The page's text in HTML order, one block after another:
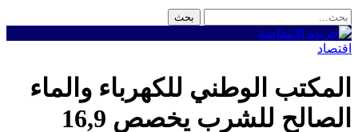
اقتصاد
المكتب الوطني للكهرباء والماء
الصالح للشرب يخصص 16,9